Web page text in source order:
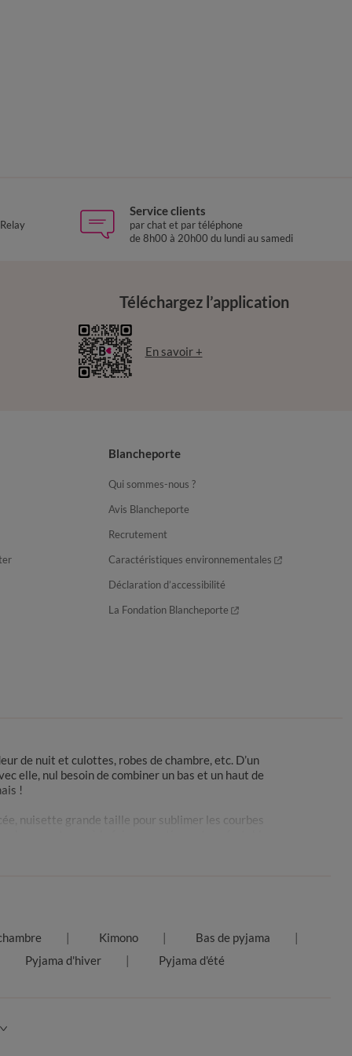
Service clients
par chat et par téléphone
de 8h00 à 20h00 du lundi au samedi
Téléchargez l’application
En savoir +
Blancheporte
Qui sommes-nous ?
Avis Blancheporte
Recrutement
Caractéristiques environnementales
Déclaration d’accessibilité
La Fondation Blancheporte
de nuit et culottes, robes de chambre, etc. D’un
elle, nul besoin de combiner un bas et un haut de
!
nuisette grande taille pour sublimer les courbes
en une robe de nuit sexy pour vos soirées en
vos besoins.
La nuisette longue vous pare avec grâce avec sa
et leur légèreté. Quant à la nuisette en
Kimono
Bas de pyjama
Pyjama d'hiver Pyjama d'été